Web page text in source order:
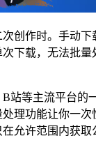
创作时。手动
下载，无法批
等主流平台
功能让你一
允许范围内获取